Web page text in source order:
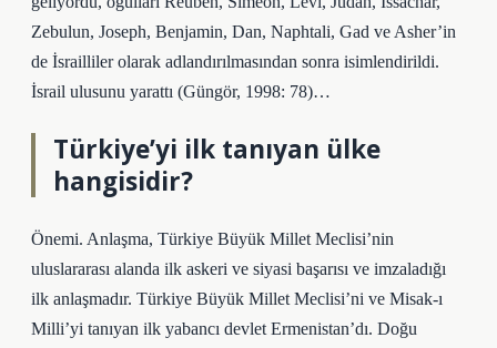
Zebulun, Joseph, Benjamin, Dan, Naphtali, Gad ve Asher’in
de İsrailliler olarak adlandırılmasından sonra isimlendirildi.
İsrail ulusunu yarattı (Güngör, 1998: 78)…
Türkiye’yi ilk tanıyan ülke
hangisidir?
Önemi. Anlaşma, Türkiye Büyük Millet Meclisi’nin
uluslararası alanda ilk askeri ve siyasi başarısı ve imzaladığı
ilk anlaşmadır. Türkiye Büyük Millet Meclisi’ni ve Misak-ı
Milli’yi tanıyan ilk yabancı devlet Ermenistan’dı. Doğu